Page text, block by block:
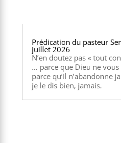
Prédication du pasteur
juillet 2026
N’en doutez pas « tout
… parce que Dieu ne
parce qu’Il n’abandonne
je le dis bien, jamais.